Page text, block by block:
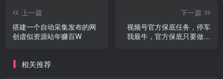
上一篇
搭建一个自动采集发布的网
创虚似资源站年赚百W
下一篇
视频号官方保底任务，停车
我最牛，官方保底只要做就
相关推荐